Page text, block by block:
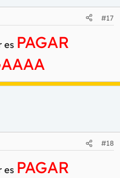
#17
es PAGAR
#18
es PAGAR